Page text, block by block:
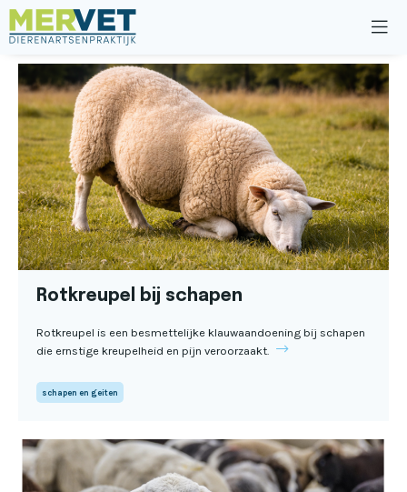
Rotkreupel bij schapen
Rotkreupel is een besmettelijke klauwaandoening bij schapen
die ernstige kreupelheid en pijn veroorzaakt.
schapen en geiten